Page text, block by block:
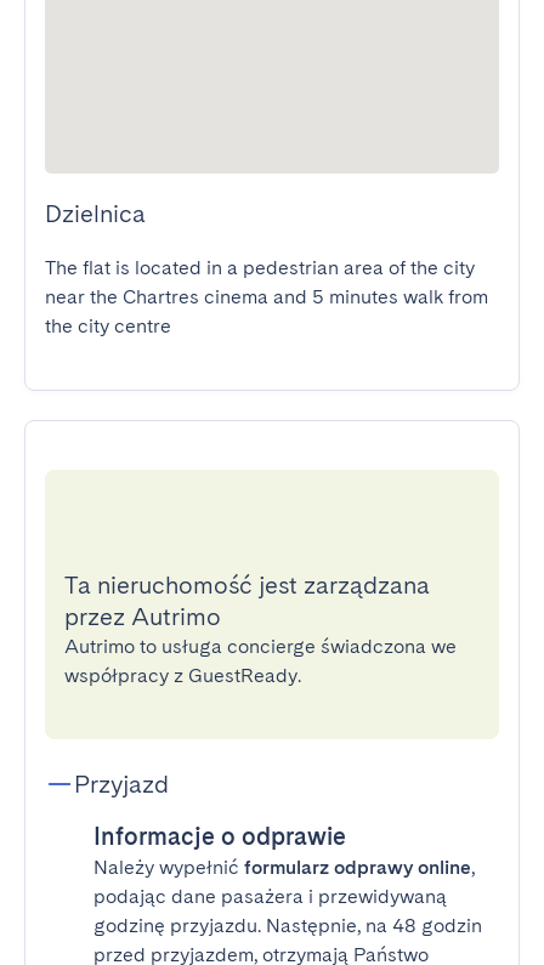
Dzielnica
The flat is located in a pedestrian area of the city
near the Chartres cinema and 5 minutes walk from
the city centre
Ta nieruchomość jest zarządzana
przez Autrimo
Autrimo to usługa concierge świadczona we
współpracy z GuestReady.
Przyjazd
Informacje o odprawie
Należy wypełnić formularz odprawy online,
podając dane pasażera i przewidywaną
godzinę przyjazdu. Następnie, na 48 godzin
przed przyjazdem, otrzymają Państwo